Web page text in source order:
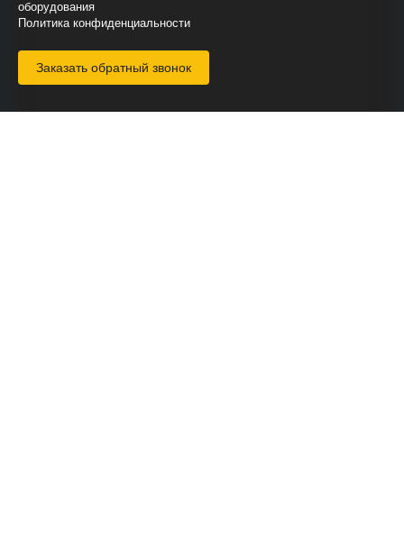
оборудования
Политика конфиденциальности
Заказать обратный звонок